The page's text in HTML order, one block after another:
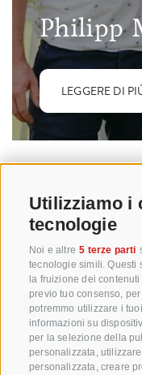
Utilizziamo i
tecnologie
Noi e altre 5 terze parti
tecnologie simili. Questi
la fruizione dei
previo tuo consenso,
potremmo utilizzare i
informazioni su
per la selezione della
personalizzata,
personalizzata, creare
Philipp
LEGGERE DI
1
+39 0471